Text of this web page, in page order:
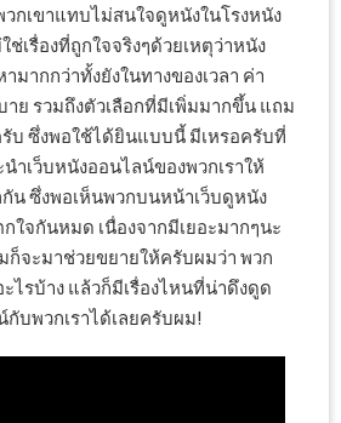
กเขาแทบไม่สนใจดูหนังในโรงหนัง
ช่เรื่องที่ถูกใจจริงๆด้วยเหตุว่าหนัง
ากกว่าทั้งยังในทางของเวลา ค่า
ย รวมถึงตัวเลือกที่มีเพิ่มมากขึ้น แถม
บ ซึ่งพอใช้ได้ยินแบบนี้ มีเหรอครับที่
ำเว็บหนังออนไลน์ของพวกเราให้
น ซึ่งพอเห็นพวกบนหน้าเว็บดูหนัง
ใจกันหมด เนื่องจากมีเยอะมากๆนะ
ก็จะมาช่วยขยายให้ครับผมว่า พวก
ไรบ้าง แล้วก็มีเรื่องไหนที่น่าดึงดูด
บพวกเราได้เลยครับผม!